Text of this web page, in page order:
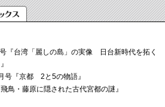
『台湾「麗しの島」の実像 日台新時代を拓く「3
号『京都 2と5の物語』
鳥・藤原に隠された古代宮都の謎』